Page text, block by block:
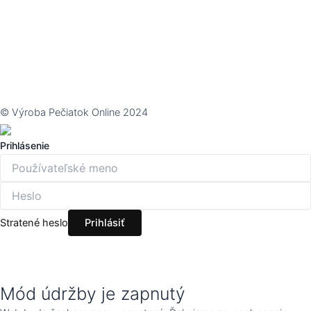
Mód údržby je zapnutý
© Výroba Pečiatok Online 2024
Prihlásenie
Stratené heslo